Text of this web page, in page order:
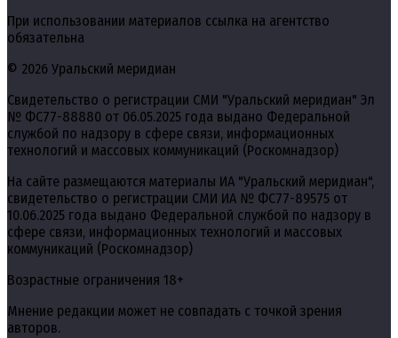
При использовании материалов ссылка на агентство
обязательна
© 2026 Уральский меридиан
Свидетельство о регистрации СМИ "Уральский меридиан" Эл
№ ФС77-88880 от 06.05.2025 года выдано Федеральной
службой по надзору в сфере связи, информационных
технологий и массовых коммуникаций (Роскомнадзор)
На сайте размещаются материалы ИА "Уральский меридиан",
свидетельство о регистрации СМИ ИА № ФС77-89575 от
10.06.2025 года выдано Федеральной службой по надзору в
сфере связи, информационных технологий и массовых
коммуникаций (Роскомнадзор)
Возрастные ограничения 18+
Мнение редакции может не совпадать с точкой зрения
авторов.